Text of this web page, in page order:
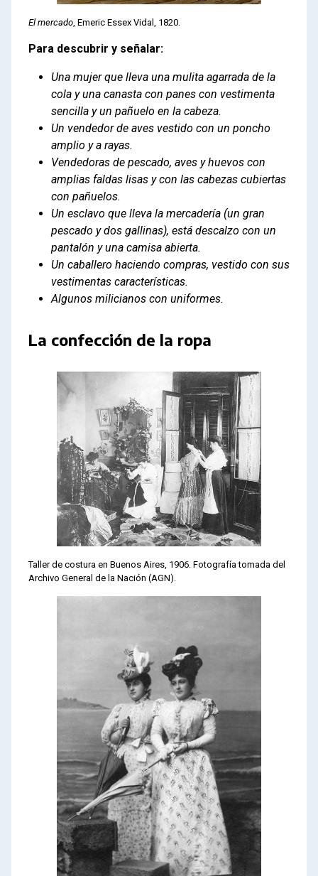
El mercado , Emeric Essex Vidal, 1820.
Para descubrir y señalar:
Una mujer que lleva una mulita agarrada de la
cola y una canasta con panes con vestimenta
sencilla y un pañuelo en la cabeza.
Un vendedor de aves vestido con un poncho
amplio y a rayas.
Vendedoras de pescado, aves y huevos con
amplias faldas lisas y con las cabezas cubiertas
con pañuelos.
Un esclavo que lleva la mercadería (un gran
pescado y dos gallinas), está descalzo con un
pantalón y una camisa abierta.
Un caballero haciendo compras, vestido con sus
vestimentas características.
Algunos milicianos con uniformes.
La confección de la ropa
Taller de costura en Buenos Aires, 1906. Fotografía tomada del
Archivo General de la Nación (AGN).